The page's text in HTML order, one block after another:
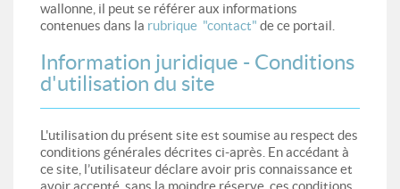
wallonne, il peut se référer aux informations
contenues dans la rubrique "contact" de ce portail.
Information juridique - Conditions
d'utilisation du site
L'utilisation du présent site est soumise au respect des
conditions générales décrites ci-après. En accédant à
ce site, l’utilisateur déclare avoir pris connaissance et
avoir accepté, sans la moindre réserve, ces conditions